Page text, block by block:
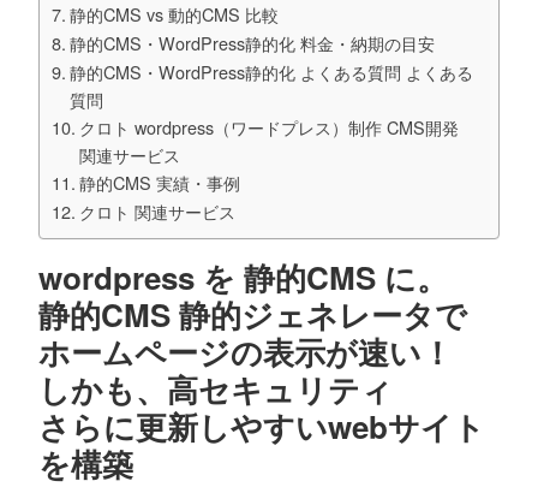
静的CMS vs 動的CMS 比較
静的CMS・WordPress静的化 料金・納期の目安
静的CMS・WordPress静的化 よくある質問 よくある
質問
クロト wordpress（ワードプレス）制作 CMS開発
関連サービス
静的CMS 実績・事例
クロト 関連サービス
wordpress を 静的CMS に。
静的CMS 静的ジェネレータで
ホームページの表示が速い！
しかも、高セキュリティ
さらに更新しやすいwebサイト
を構築